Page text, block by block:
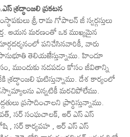
శ్రద్ధాంజలి ప్రకటన
శ్రీ రామ గోపాలన్ జీ స్వర్గస్తులు
ఆయన మరణంతో ఒక ముఖ్యమైన
పనిచేసినవారికీ, వారు
తెలియజేస్తున్నాము. హిందూ
ముందుకు నడపడం కోసం జీవితాన్ని
ఘటిస్తున్నాము. దేశ కార్యంలో
ఎన్నటికీ మరచిపోలేము.
ప్రసాదించాలని ప్రార్ధిస్తున్నాము.
సర్ సంఘచాలక్, ఆర్ ఎస్ ఎస్
, సర్ కార్యవహ , ఆర్ ఎస్ ఎస్